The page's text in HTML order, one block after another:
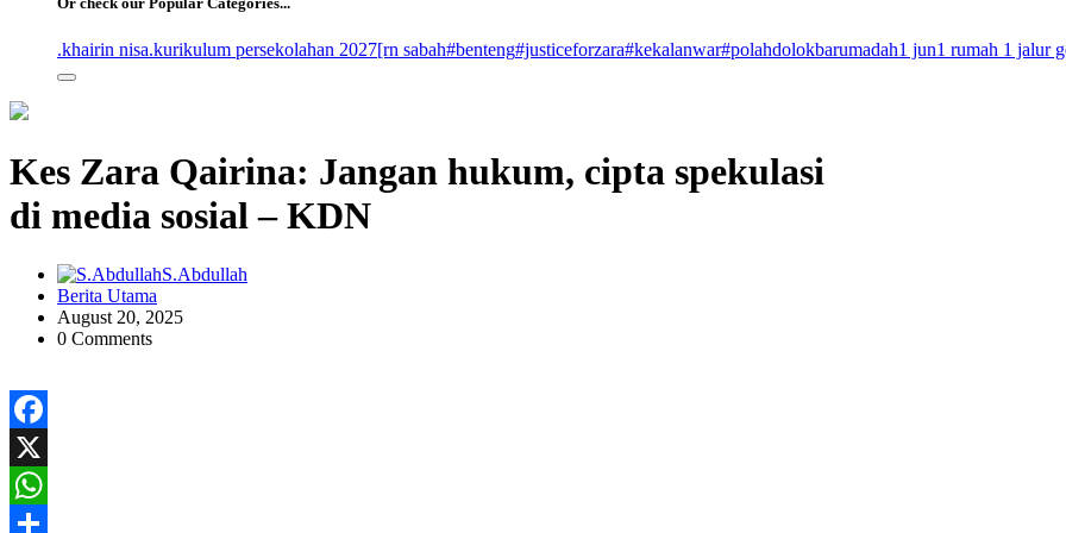
.khairin nisa.kurikulum persekolahan 2027[rn sabah#benteng#justiceforzara#kekalanwar#polahdolokbarumadah1 jun1 rumah 1 jalur
Kes Zara Qairina: Jangan hukum, cipta spekulasi
di media sosial – KDN
S.Abdullah
Berita Utama
August 20, 2025
0 Comments
Facebook
X
WhatsApp